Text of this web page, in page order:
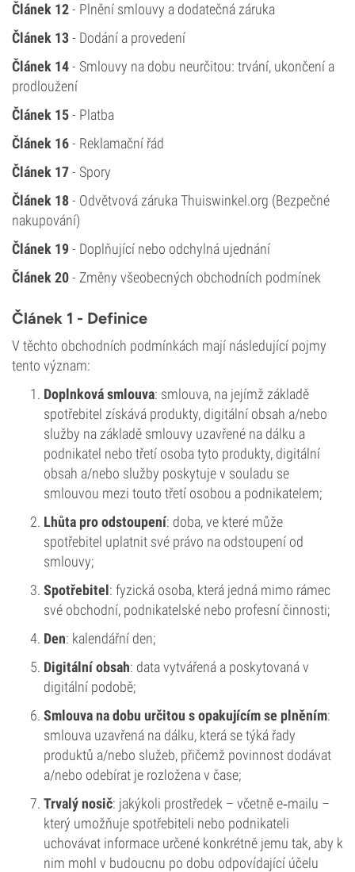
Článek 12- Plnění smlouvy a dodatečná záruka
Článek 13- Dodání a provedení
Článek 14- Smlouvy na dobu neurčitou: trvání, ukončení a
prodloužení
Článek 15- Platba
Článek 16- Reklamační řád
Článek 17- Spory
Článek 18- Odvětvová záruka Thuiswinkel.org (Bezpečné
nakupování)
Článek 19- Doplňující nebo odchylná ujednání
Článek 20- Změny všeobecných obchodních podmínek
Článek 1 - Definice
V těchto obchodních podmínkách mají následující pojmy
tento význam:
Doplnková smlouva: smlouva, na jejímž základě
spotřebitel získává produkty, digitální obsah a/nebo
služby na základě smlouvy uzavřené na dálku a
podnikatel nebo třetí osoba tyto produkty, digitální
obsah a/nebo služby poskytuje v souladu se
smlouvou mezi touto třetí osobou a podnikatelem;
Lhůta pro odstoupení: doba, ve které může
spotřebitel uplatnit své právo na odstoupení od
smlouvy;
Spotřebitel: fyzická osoba, která jedná mimo rámec
své obchodní, podnikatelské nebo profesní činnosti;
Den: kalendářní den;
Digitální obsah: data vytvářená a poskytovaná v
digitální podobě;
Smlouva na dobu určitou s opakujícím se plněním:
smlouva uzavřená na dálku, která se týká řady
produktů a/nebo služeb, přičemž povinnost dodávat
a/nebo odebírat je rozložena v čase;
Trvalý nosič: jakýkoli prostředek – včetně e‑mailu –
který umožňuje spotřebiteli nebo podnikateli
uchovávat informace určené konkrétně jemu tak, aby k
nim mohl v budoucnu po dobu odpovídající účelu